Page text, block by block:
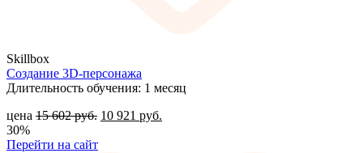
Skillbox
Создание 3D-персонажа
Длительность обучения: 1 месяц
цена 15 602руб. 10 921 руб.
30%
Перейти на сайт